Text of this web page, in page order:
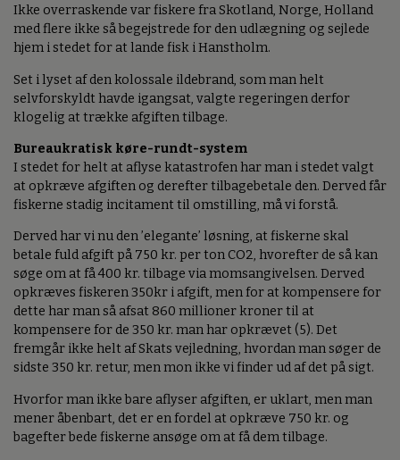
Ikke overraskende var fiskere fra Skotland, Norge, Holland
med flere ikke så begejstrede for den udlægning og sejlede
hjem i stedet for at lande fisk i Hanstholm.
Set i lyset af den kolossale ildebrand, som man helt
selvforskyldt havde igangsat, valgte regeringen derfor
klogelig at trække afgiften tilbage.
Bureaukratisk køre-rundt-system
I stedet for helt at aflyse katastrofen har man i stedet valgt
at opkræve afgiften og derefter tilbagebetale den. Derved får
fiskerne stadig incitament til omstilling, må vi forstå.
Derved har vi nu den ’elegante’ løsning, at fiskerne skal
betale fuld afgift på 750 kr. per ton CO2, hvorefter de så kan
søge om at få 400 kr. tilbage via momsangivelsen. Derved
opkræves fiskeren 350kr i afgift, men for at kompensere for
dette har man så afsat 860 millioner kroner til at
kompensere for de 350 kr. man har opkrævet (5). Det
fremgår ikke helt af Skats vejledning, hvordan man søger de
sidste 350 kr. retur, men mon ikke vi finder ud af det på sigt.
Hvorfor man ikke bare aflyser afgiften, er uklart, men man
mener åbenbart, det er en fordel at opkræve 750 kr. og
bagefter bede fiskerne ansøge om at få dem tilbage.